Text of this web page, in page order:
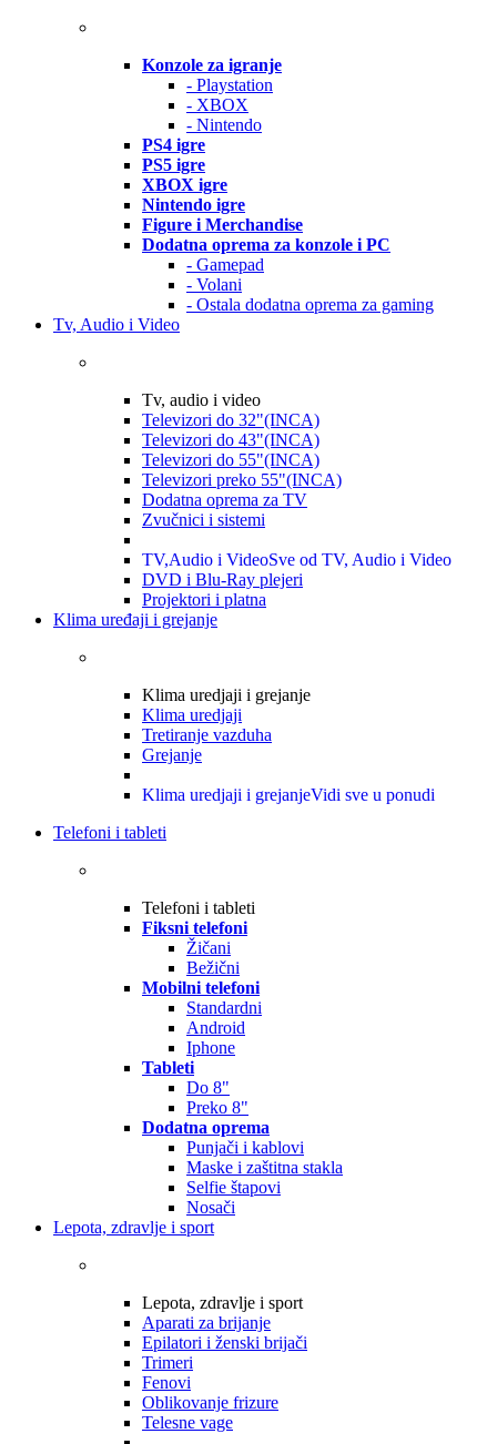
Konzole za igranje
- Playstation
- XBOX
- Nintendo
PS4 igre
PS5 igre
XBOX igre
Nintendo igre
Figure i Merchandise
Dodatna oprema za konzole i PC
- Gamepad
- Volani
- Ostala dodatna oprema za gaming
Tv, Audio i Video
Tv, audio i video
Televizori do 32"(INCA)
Televizori do 43"(INCA)
Televizori do 55"(INCA)
Televizori preko 55"(INCA)
Dodatna oprema za TV
Zvučnici i sistemi
TV,Audio i VideoSve od TV, Audio i Video
DVD i Blu-Ray plejeri
Projektori i platna
Klima uređaji i grejanje
Klima uredjaji i grejanje
Klima uredjaji
Tretiranje vazduha
Grejanje
Klima uredjaji i grejanjeVidi sve u ponudi
Telefoni i tableti
Telefoni i tableti
Fiksni telefoni
Žičani
Bežični
Mobilni telefoni
Standardni
Android
Iphone
Tableti
Do 8"
Preko 8"
Dodatna oprema
Punjači i kablovi
Maske i zaštitna stakla
Selfie štapovi
Nosači
Lepota, zdravlje i sport
Lepota, zdravlje i sport
Aparati za brijanje
Epilatori i ženski brijači
Trimeri
Fenovi
Oblikovanje frizure
Telesne vage